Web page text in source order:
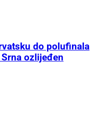
do polufinala
ozlijeđen